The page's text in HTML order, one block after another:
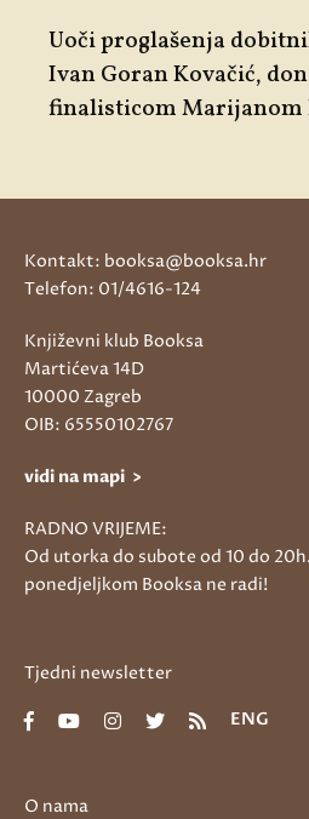
Uoči proglašenja
Ivan Goran Kovačić,
finalisticom Marijanom
O nama
Kontakt: booksa@booksa.hr
Telefon: 01/4616-124
Književni klub Booksa
Martićeva 14D
10000 Zagreb
OIB: 65550102767
vidi na mapi >
RADNO VRIJEME:
Od utorka do subote od 10 do
ponedjeljkom Booksa ne radi!
Tjedni newsletter
ENG